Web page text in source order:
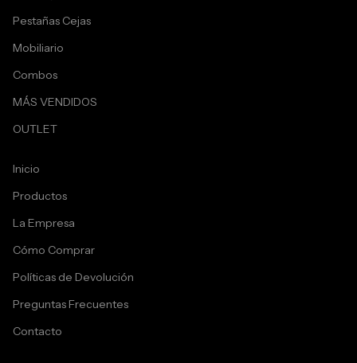
Pestañas Cejas
Mobiliario
Combos
MÁS VENDIDOS
OUTLET
Inicio
Productos
La Empresa
Cómo Comprar
Políticas de Devolución
Preguntas Frecuentes
Contacto